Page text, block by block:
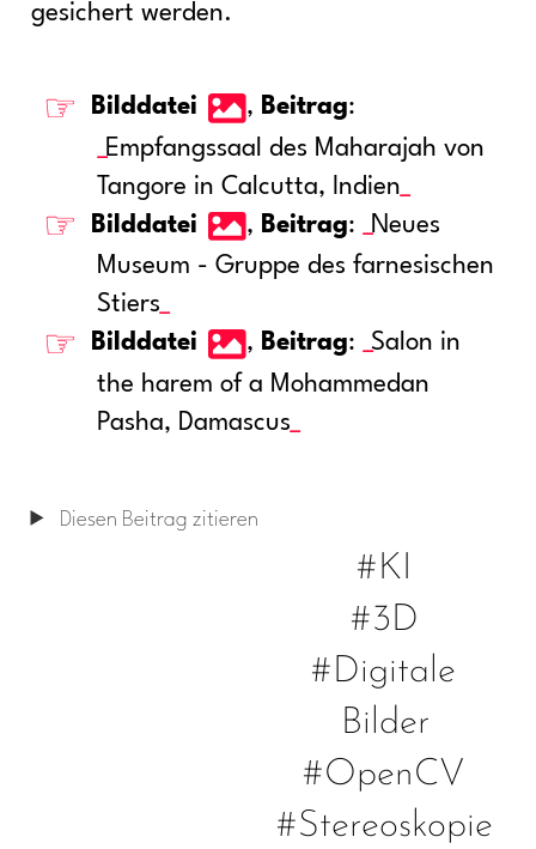
gesichert werden.
Bilddatei , Beitrag:
Empfangssaal des Maharajah von
Tangore in Calcutta, Indien
Bilddatei
, Beitrag:
Neues
Museum - Gruppe des farnesischen
Stiers
Bilddatei
, Beitrag: Salon in
the harem of a Mohammedan
Pasha, Damascus
Diesen Beitrag zitieren
#KI
#3D
#Digitale
Bilder
#OpenCV
#Stereoskopie